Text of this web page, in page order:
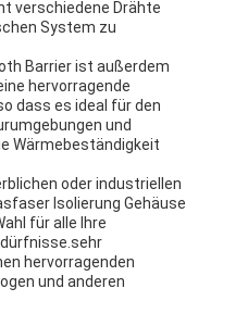
verschiedene Drähte
System zu
Barrier ist außerdem
hervorragende
dass es ideal für den
und
Wärmebeständigkeit
oder industriellen
Isolierung Gehäuse
für alle Ihre
hervorragenden
und anderen